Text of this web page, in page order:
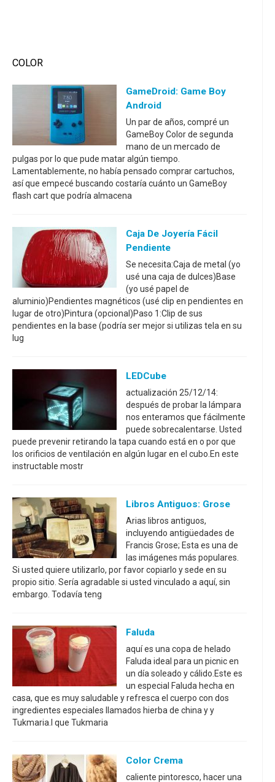
COLOR
GameDroid: Game Boy
Android
Un par de años, compré un
GameBoy Color de segunda
mano de un mercado de
pulgas por lo que pude matar algún tiempo.
Lamentablemente, no había pensado comprar cartuchos,
así que empecé buscando costaría cuánto un GameBoy
flash cart que podría almacena
Caja De Joyería Fácil
Pendiente
Se necesita:Caja de metal (yo
usé una caja de dulces)Base
(yo usé papel de
aluminio)Pendientes magnéticos (usé clip en pendientes en
lugar de otro)Pintura (opcional)Paso 1:Clip de sus
pendientes en la base (podría ser mejor si utilizas tela en su
lug
LEDCube
actualización 25/12/14:
después de probar la lámpara
nos enteramos que fácilmente
puede sobrecalentarse. Usted
puede prevenir retirando la tapa cuando está en o por que
los orificios de ventilación en algún lugar en el cubo.En este
instructable mostr
Libros Antiguos: Grose
Arias libros antiguos,
incluyendo antigüedades de
Francis Grose; Esta es una de
las imágenes más populares.
Si usted quiere utilizarlo, por favor copiarlo y sede en su
propio sitio. Sería agradable si usted vinculado a aquí, sin
embargo. Todavía teng
Faluda
aquí es una copa de helado
Faluda ideal para un picnic en
un día soleado y cálido.Este es
un especial Faluda hecha en
casa, que es muy saludable y refresca el cuerpo con dos
ingredientes especiales llamados hierba de china y y
Tukmaria.I que Tukmaria
Color Crema
caliente pintoresco, hacer una